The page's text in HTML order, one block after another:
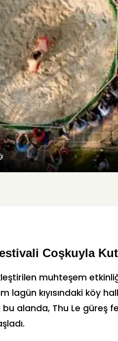
Coşkuyla
muhteşem
kıyısındaki köy
bu alanda, Thu Le güreş